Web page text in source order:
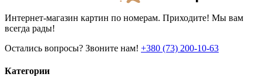
Интернет-магазин картин по номерам. Приходите! Мы вам
всегда рады!
Остались вопросы? Звоните нам! +380 (73) 200-10-63
Категории